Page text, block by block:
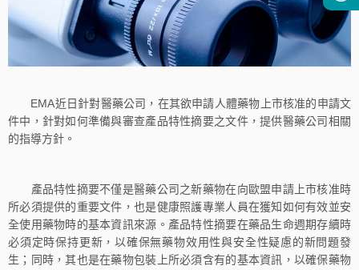
EMA近日針對醫藥公司，在其欲申請人體藥物上市核准的申請文
件中，針對如何準備與審查產品特性摘要之文件，提供醫藥公司相關
的指導方針。
產品特性摘要不僅是醫藥公司之新藥物在向歐盟申請上市核准時
所必須提供的重要文件，也是健康照護專業人員在獲知如何有效並安
全使用藥物時的基本資訊來源。產品特性摘要在藥品生命週期存續時
必須定時保持更新，以確保無藥物效用性與安全性疑慮的新問題發
生；同時，其也是在藥物包裝上所必須含有的基本資訊，以確保藥物